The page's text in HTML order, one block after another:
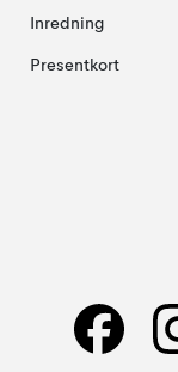
Inredning
Presentkort